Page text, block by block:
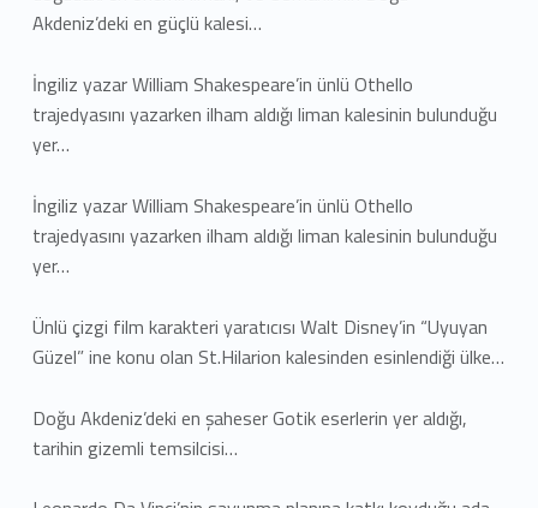
Akdeniz’deki en güçlü kalesi…
İngiliz yazar William Shakespeare’in ünlü Othello
trajedyasını yazarken ilham aldığı liman kalesinin bulunduğu
yer…
İngiliz yazar William Shakespeare’in ünlü Othello
trajedyasını yazarken ilham aldığı liman kalesinin bulunduğu
yer…
Ünlü çizgi film karakteri yaratıcısı Walt Disney’in “Uyuyan
Güzel” ine konu olan St.Hilarion kalesinden esinlendiği ülke…
Doğu Akdeniz’deki en şaheser Gotik eserlerin yer aldığı,
tarihin gizemli temsilcisi…